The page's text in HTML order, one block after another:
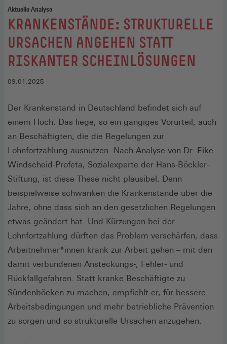
Aktuelle Analyse
:
KRANKENSTÄNDE: STRUKTURELLE
URSACHEN ANGEHEN STATT
RISKANTER SCHEINLÖSUNGEN
09.01.2025
Der Krankenstand in Deutschland befindet sich auf
einem Hoch. Das liege, so ein gängiges Vorurteil, auch
an Beschäftigten, die die Regelungen zur
Lohnfortzahlung ausnutzen. Nach Analyse von Dr. Eike
Windscheid-Profeta, Sozialexperte der Hans-Böckler-
Stiftung, ist diese These nicht plausibel. Denn
beispielweise schwanken die Krankenstände über die
Jahre, ohne dass sich an den gesetzlichen Regelungen
etwas geändert hat. Und Kürzungen bei der
Lohnfortzahlung dürften das Problem verschärfen, dass
Arbeitnehmer*innen krank zur Arbeit gehen – mit den
damit verbundenen Ansteckungs-, Fehler- und
Rückfallgefahren. Statt kranke Beschäftigte zu
Sündenböcken zu machen, empfiehlt er, für bessere
Arbeitsbedingungen und mehr betriebliche Prävention
zu sorgen und so strukturelle Ursachen anzugehen.